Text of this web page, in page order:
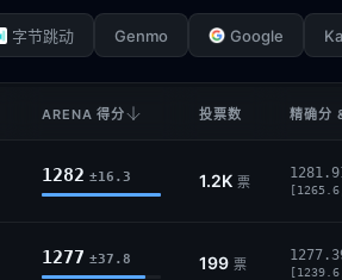
字节跳动 Genmo Google
ARENA 得分 投票数 精确分
1282 ±16.3 1.2K 票
1277 ±37.8 199 票